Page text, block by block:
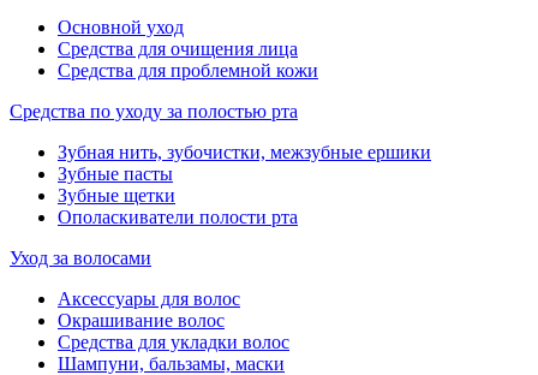
Основной уход
Средства для очищения лица
Средства для проблемной кожи
Средства по уходу за полостью рта
Зубная нить, зубочистки, межзубные ершики
Зубные пасты
Зубные щетки
Ополаскиватели полости рта
Уход за волосами
Аксессуары для волос
Окрашивание волос
Средства для укладки волос
Шампуни, бальзамы, маски